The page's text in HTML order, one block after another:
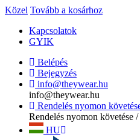
Közel Tovább a kosárhoz
Kapcsolatok
GYIK
Belépés
Bejegyzés
info@theywear.hu
info@theywear.hu
Rendelés nyomon
Rendelés nyomon követése
HU